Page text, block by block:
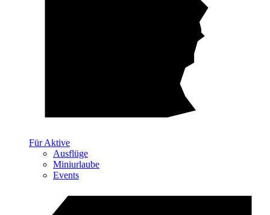
Für Aktive
Ausflüge
Miniurlaube
Events